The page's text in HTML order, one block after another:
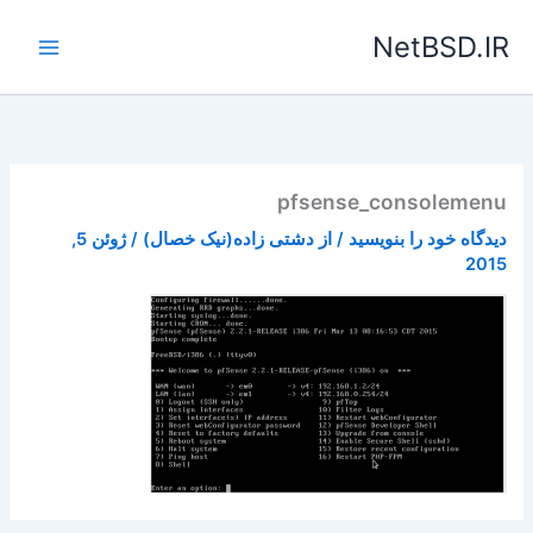
NetBSD.IR
pfsense_consolemenu
دیدگاه‌ خود را بنویسید / از دشتی زاده(نیک خصال)/
ژوئن 5,
2015